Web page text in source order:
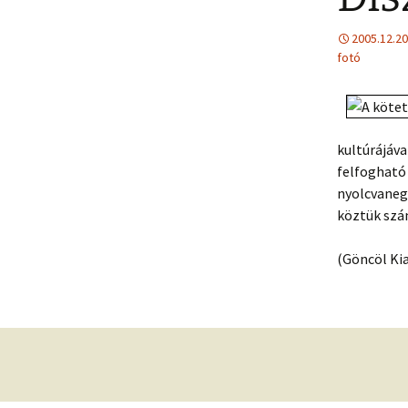
fotó
felfogható
köztük
(Göncöl